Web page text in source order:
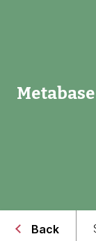
Metabase
Back